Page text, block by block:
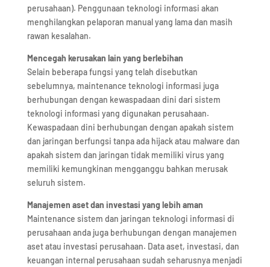
perusahaan). Penggunaan teknologi informasi akan
menghilangkan pelaporan manual yang lama dan masih
rawan kesalahan.
Mencegah kerusakan lain yang berlebihan
Selain beberapa fungsi yang telah disebutkan
sebelumnya, maintenance teknologi informasi juga
berhubungan dengan kewaspadaan dini dari sistem
teknologi informasi yang digunakan perusahaan.
Kewaspadaan dini berhubungan dengan apakah sistem
dan jaringan berfungsi tanpa ada hijack atau malware dan
apakah sistem dan jaringan tidak memiliki virus yang
memiliki kemungkinan mengganggu bahkan merusak
seluruh sistem.
Manajemen aset dan investasi yang lebih aman
Maintenance sistem dan jaringan teknologi informasi di
perusahaan anda juga berhubungan dengan manajemen
aset atau investasi perusahaan. Data aset, investasi, dan
keuangan internal perusahaan sudah seharusnya menjadi